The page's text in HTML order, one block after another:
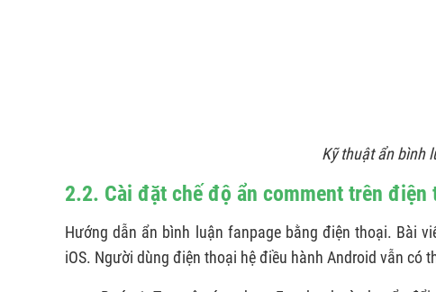
Kỹ thuật ẩn bình
2.2. Cài đặt chế độ ẩn comment trên điện
Hướng dẫn ẩn bình luận fanpage bằng điện thoại. Bài
iOS. Người dùng điện thoại hệ điều hành Android vẫn có